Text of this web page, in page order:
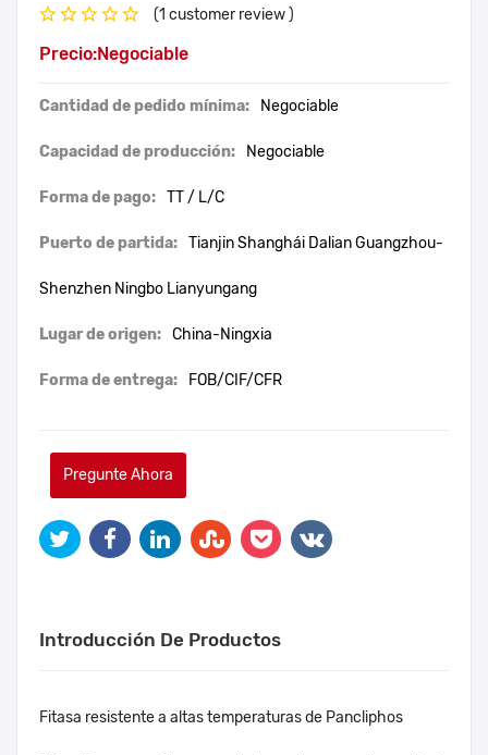
(1 customer review )
Precio:Negociable
Cantidad de pedido mínima: Negociable
Capacidad de producción: Negociable
Forma de pago: TT / L/C
Puerto de partida: Tianjin Shanghái Dalian Guangzhou-
Shenzhen Ningbo Lianyungang
Lugar de origen: China-Ningxia
Forma de entrega: FOB/CIF/CFR
Pregunte Ahora
Introducción De Productos
Fitasa resistente a altas temperaturas de Pancliphos